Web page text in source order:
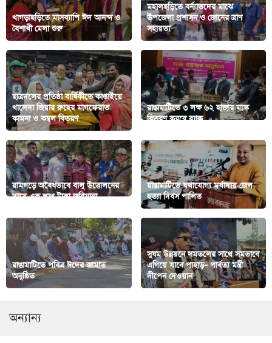
খাগড়াছড়িতে মাসব্যাপি ঈদ আনন্দ ও
বৈশাখী মেলা শুরু
মহালছড়িতে বর্ন্যাতদের মাঝে
উপজেলা প্রশাসন ও জোনের ত্রাণ
সহায়তা
ছাত্রদলের প্রতিষ্ঠা বার্ষিকীতে কাপ্তাইয়ে
খালেদা জিয়ার রুহের মাগফেরাত
কামনা ও কম্বল বিতরণ
রাঙামাটিতে ৩ লক্ষ ৬২ হাজার মাস্ক
বিতরণ করবে ব্র্যাক
রামগড়ে অবৈধভাবে বালু উত্তোলনের
দায়ে এক লাখ টাকা জরিমানা
রাঙামাটিতে যথাযোগ্য মর্যাদায় জেল
হত্যা দিবস পালিত
রাঙামাটিতে পবিত্র ঈদের জামাত
অনুষ্ঠিত
সুষম উন্নয়নে সমতলের সাথে সমভাবে
এগিয়ে যাবে পাহাড়– পার্বত্য মন্ত্রী
দীপেন দেওয়ান
অন্যান্য